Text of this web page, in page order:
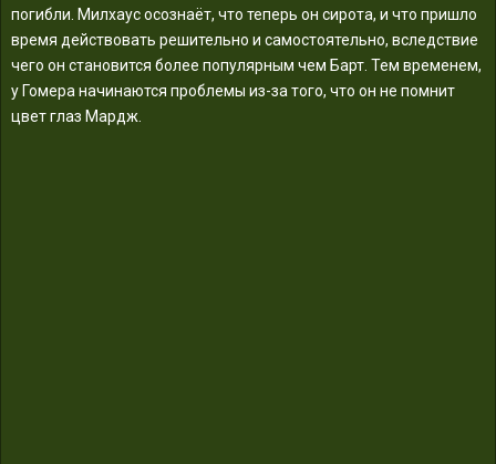
погибли. Милхаус осознаёт, что теперь он сирота, и что пришло
время действовать решительно и самостоятельно, вследствие
чего он становится более популярным чем Барт. Тем временем,
у Гомера начинаются проблемы из-за того, что он не помнит
цвет глаз Мардж.